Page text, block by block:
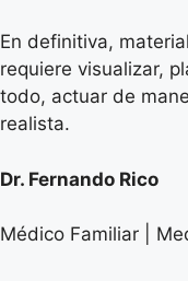
En definitiva,
requiere visualizar,
todo, actuar de
realista.
Dr. Fernando Rico
Médico Familiar |